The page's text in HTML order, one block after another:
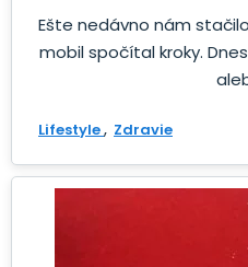
Ešte nedávno nám
mobil spočítal kroky.
Lifestyle Zdravie